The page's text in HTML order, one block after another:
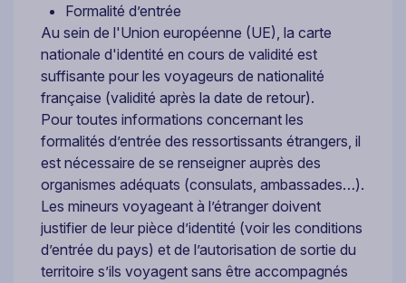
Formalité d’entrée
Au sein de l'Union européenne (UE), la carte
nationale d'identité en cours de validité est
suffisante pour les voyageurs de nationalité
française (validité après la date de retour).
Pour toutes informations concernant les
formalités d’entrée des ressortissants étrangers, il
est nécessaire de se renseigner auprès des
organismes adéquats (consulats, ambassades…).
Les mineurs voyageant à l’étranger doivent
justifier de leur pièce d’identité (voir les conditions
d’entrée du pays) et de l’autorisation de sortie du
territoire s’ils voyagent sans être accompagnés